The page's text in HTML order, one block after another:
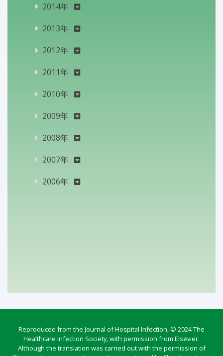
2014年
2013年
2012年
2011年
2010年
2009年
2008年
2007年
2006年
Reproduced from the Journal of Hospital Infection, © 2024 The
Healthcare Infection Society, with permission from Elsevier.
Although the translation was carried out with the permission of